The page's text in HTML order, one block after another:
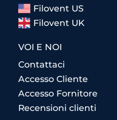
Filovent US
Filovent UK
VOI E NOI
Contattaci
Accesso Cliente
Accesso Fornitore
Recensioni clienti